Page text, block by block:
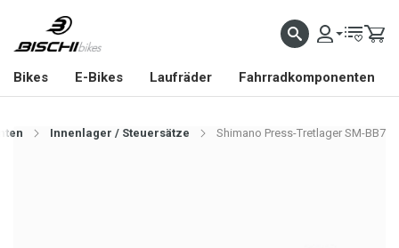
Bikes E-Bikes Laufräder Fahrradkomponenten
Innenlager / Steuersätze Shimano Press-Tretlager SM-BB7